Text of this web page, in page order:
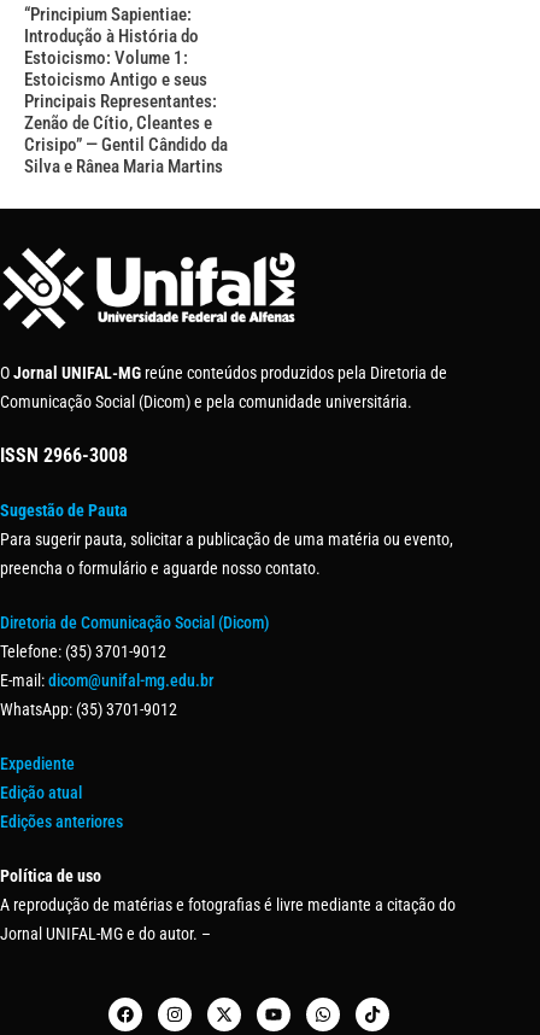
“Principium Sapientiae:
Introdução à História do
Estoicismo: Volume 1:
Estoicismo Antigo e seus
Principais Representantes:
Zenão de Cítio, Cleantes e
Crisipo” — Gentil Cândido da
Silva e Rânea Maria Martins
OJornal UNIFAL-MG reúne conteúdos produzidos pela Diretoria de
Comunicação Social (Dicom) e pela comunidade universitária.
ISSN 2966-3008
Sugestão de Pauta
Para sugerir pauta, solicitar a publicação de uma matéria ou evento,
preencha o formulário e aguarde nosso contato.
Diretoria de Comunicação Social (Dicom)
Telefone: (35) 3701-9012
E-mail:dicom@unifal-mg.edu.br
WhatsApp: (35) 3701-9012
Expediente
Edição atual
Edições anteriores
Política de uso
A reprodução de matérias e fotografias é livre mediante a citação do
Jornal UNIFAL-MG e do autor. –